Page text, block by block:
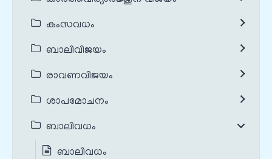
കംസവധം
ബാലിവിജയം
രാവണവിജയം
ശാപമോചനം
ബാലിവധം
ബാലിവധം